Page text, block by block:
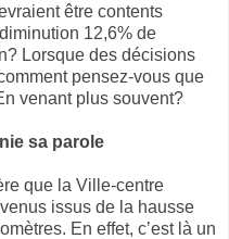
être contents
12,6% de
Lorsque des décisions
pensez-vous que
venant plus souvent?
sa parole
que la Ville-centre
issus de la hausse
En effet, c’est là un